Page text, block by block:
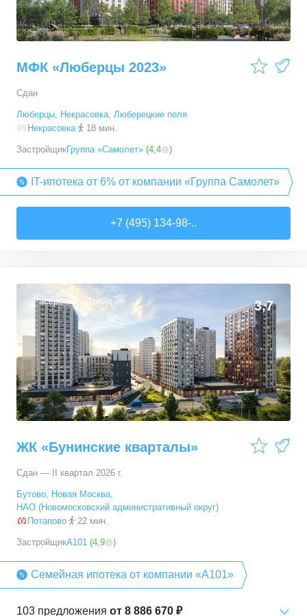
МФК «Люберцы 2023»
Сдан
Люберцы, Некрасовка, Люберецкие поля
Некрасовка
18 мин.
ЗастройщикГруппа «Самолет» (4,4 )
IT-ипотека от 6% от компании «Группа Самолет»
+7 (495) 134-98-..
Рассрочка Трейд-ин 3,7
ЖК «Бунинские кварталы»
Сдан — II квартал 2026 г.
Бутово, Новая Москва,
НАО (Новомосковский административный округ)
Потапово
22 мин.
ЗастройщикА101 (4,9 )
Семейная ипотека от компании «А101»
103 предложения от 8 886 670 ₽